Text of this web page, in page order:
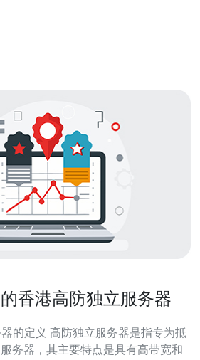
降低丢包率与抖动。 实测环境
香港高防独立服务器
务器是指专为抵
务器，其主要特点是具有高带宽和